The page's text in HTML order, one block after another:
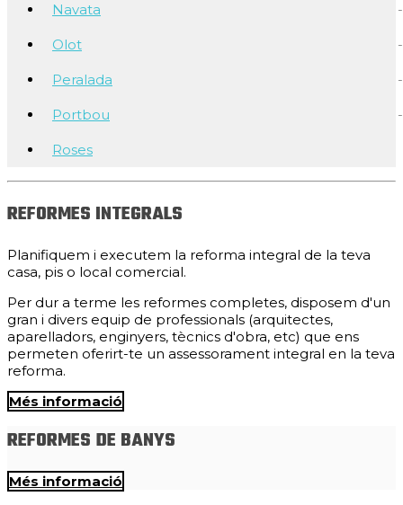
Navata
Olot
Peralada
Portbou
Roses
REFORMES INTEGRALS
Planifiquem i executem la reforma integral de la teva
casa, pis o local comercial.
Per dur a terme les reformes completes, disposem d'un
gran i divers equip de professionals (arquitectes,
aparelladors, enginyers, tècnics d'obra, etc) que ens
permeten oferirt-te un assessorament integral en la teva
reforma.
Més informació
REFORMES DE BANYS
Més informació